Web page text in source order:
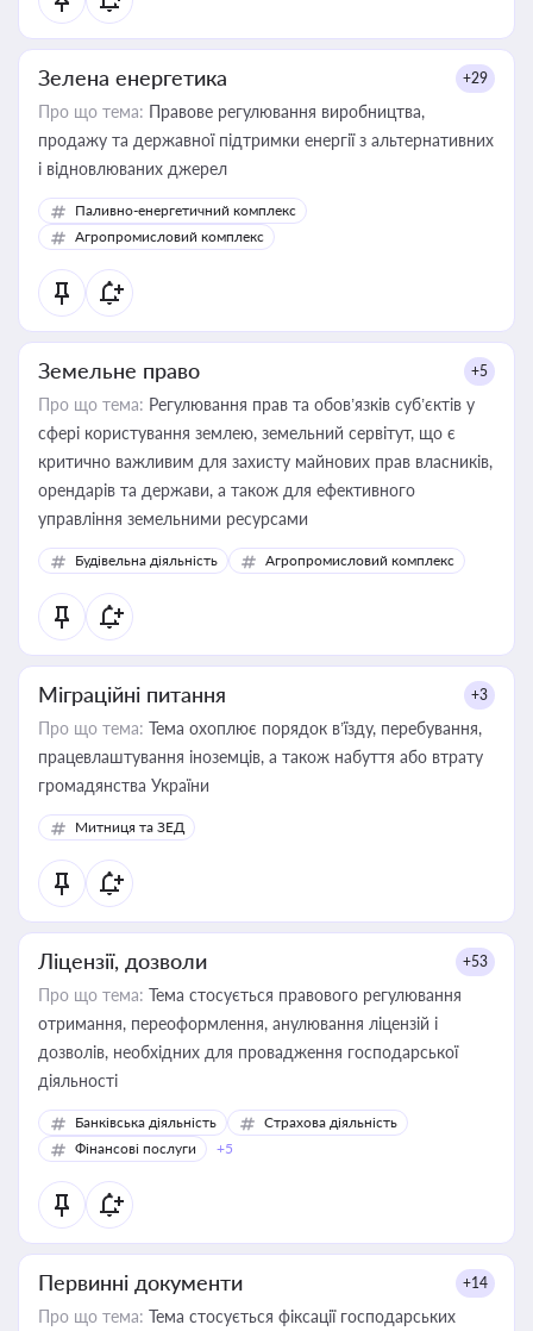
Зелена енергетика +29
Про що тема: Правове регулювання виробництва,
продажу та державної підтримки енергії з альтернативних
і відновлюваних джерел
Паливно-енергетичний комплекс
Агропромисловий комплекс
Земельне право +5
Про що тема: Регулювання прав та обов’язків суб’єктів у
сфері користування землею, земельний сервітут, що є
критично важливим для захисту майнових прав власників,
орендарів та держави, а також для ефективного
управління земельними ресурсами
Будівельна діяльність Агропромисловий комплекс
Міграційні питання +3
Про що тема: Тема охоплює порядок в’їзду, перебування,
працевлаштування іноземців, а також набуття або втрату
громадянства України
Митниця та ЗЕД
Ліцензії, дозволи +53
Про що тема: Тема стосується правового регулювання
отримання, переоформлення, анулювання ліцензій і
дозволів, необхідних для провадження господарської
діяльності
Банківська діяльність
Страхова діяльність
Фінансові послуги
+5
Первинні документи +14
Про що тема: Тема стосується фіксації господарських